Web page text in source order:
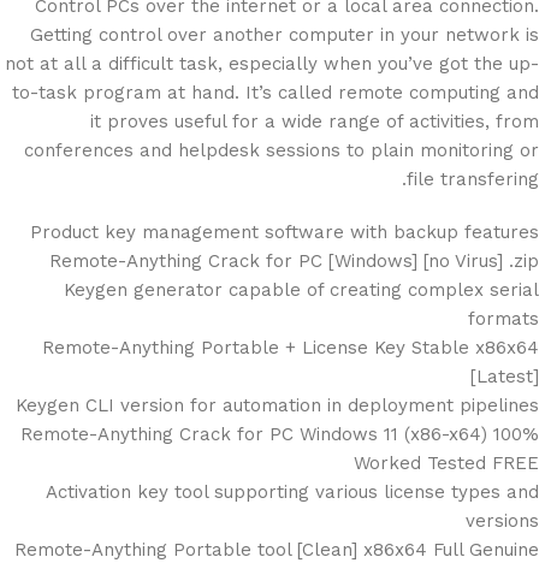
Control PCs over the internet or a local area connection.
Getting control over another computer in your network is
not at all a difficult task, especially when you’ve got the up-
to-task program at hand. It’s called remote computing and
it proves useful for a wide range of activities, from
conferences and helpdesk sessions to plain monitoring or
file transfering.
Product key management software with backup features
Remote-Anything Crack for PC [Windows] [no Virus] .zip
Keygen generator capable of creating complex serial
formats
Remote-Anything Portable + License Key Stable x86x64
[Latest]
Keygen CLI version for automation in deployment pipelines
Remote-Anything Crack for PC Windows 11 (x86-x64) 100%
Worked Tested FREE
Activation key tool supporting various license types and
versions
Remote-Anything Portable tool [Clean] x86x64 Full Genuine